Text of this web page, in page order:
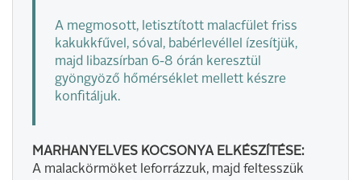
A megmosott, letisztított malacfület friss
kakukkfűvel, sóval, babérlevéllel ízesítjük,
majd libazsírban 6-8 órán keresztül
gyöngyöző hőmérséklet mellett készre
konfitáljuk.
MARHANYELVES KOCSONYA ELKÉSZÍTÉSE:
A malackörmöket leforrázzuk, majd feltesszük